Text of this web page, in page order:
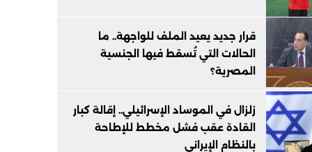
قرار جديد يعيد الملف للواجهة.. ما
الحالات التي تُسقط فيها الجنسية
المصرية؟
زلزال في الموساد الإسرائيلي.. إقالة كبار
القادة عقب فشل مخطط للإطاحة
بالنظام الإيراني